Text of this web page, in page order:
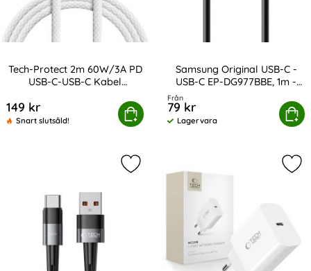
Tech-Protect 2m 60W/3A PD
USB-C-USB-C Kabel
149 kr
Snart slutsåld!
Köp
2m 60W/3A PD USB-C-USB-C Kabel UltraBoost
Samsung Original USB-C -
USB-C EP-DG977BBE, 1m -
Art. nr 13857
Från
79 kr
Tillgänglighet:
Lagervara
Köp
Samsung Original USB-C - USB-
Markera tech-Protect 2 m 66W/6A